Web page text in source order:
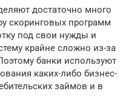
достаточно много
скоринговых программ
под свои нужды и
крайне сложно из-за
банки используют
каких-либо бизнес-
займов и в